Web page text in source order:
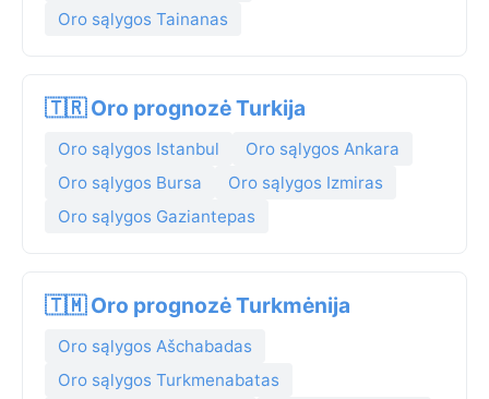
Oro sąlygos Tainanas
🇹🇷 Oro prognozė Turkija
Oro sąlygos Istanbul
Oro sąlygos Ankara
Oro sąlygos Bursa
Oro sąlygos Izmiras
Oro sąlygos Gaziantepas
🇹🇲 Oro prognozė Turkmėnija
Oro sąlygos Ašchabadas
Oro sąlygos Turkmenabatas